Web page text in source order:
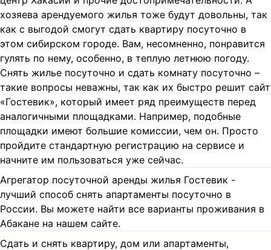
хозяева арендуемого жилья тоже будут довольны, так
как с выгодой смогут сдать квартиру посуточно в
этом сибирском городе. Вам, несомненно, понравится
гулять по нему, особенно, в теплую летнюю погоду.
Снять жилье посуточно и сдать комнату посуточно –
такие вопросы неважны, так как их быстро решит сайт
«Гостевик», который имеет ряд преимуществ перед
аналогичными площадками. Например, подобные
площадки имеют большие комиссии, чем он. Просто
пройдите стандартную регистрацию на сервисе и
начните им пользоваться уже сейчас.
Агрегатор посуточной аренды жилья Гостевик -
лучший способ снять апартаменты посуточно в
России. Вы можете найти все варианты проживания в
Абакане на нашем сайте.
Сдать и снять квартиру, дом или апартаменты,